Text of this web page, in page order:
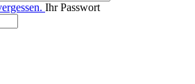
Ihr Passwort